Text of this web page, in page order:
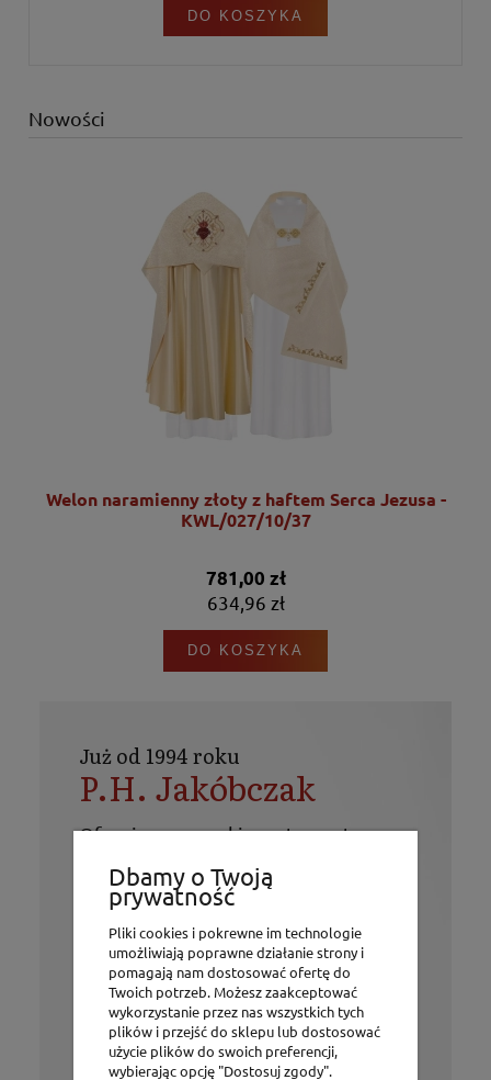
DO KOSZYKA
Nowości
Welon naramienny złoty z haftem Serca Jezusa -
KWL/027/10/37
781,00 zł
634,96 zł
DO KOSZYKA
Już od 1994 roku
P.H. Jakóbczak
Oferujemy szeroki asortyment
kapłańskiej takich jak: szaty, naczynia
liturgiczne i elementy wyposażenia
znajdują się figury, świece, różańce,
obrazy i wiele innych artykułów o
tematyce religijnej.
Życzymy udanych zakupów!
Dbamy o Twoją
prywatność
Pliki cookies i pokrewne im technologie
umożliwiają poprawne działanie strony i
pomagają nam dostosować ofertę do
Twoich potrzeb. Możesz zaakceptować
wykorzystanie przez nas wszystkich tych
plików i przejść do sklepu lub dostosować
użycie plików do swoich preferencji,
wybierając opcję "Dostosuj zgody".